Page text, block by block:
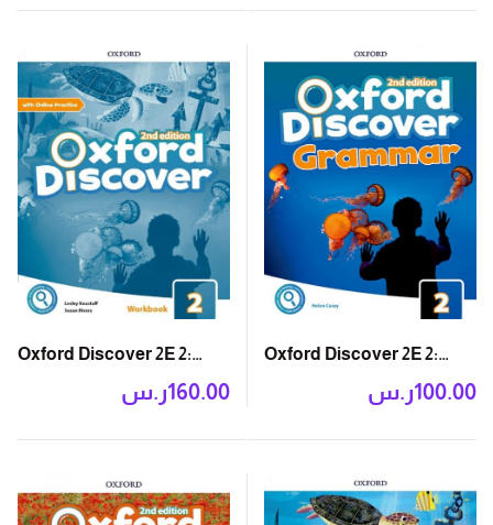
Oxford Discover 2E 2:
ر.س100.00
Oxford Discover 2E 2:
Workbook with Online
ر.س160.00